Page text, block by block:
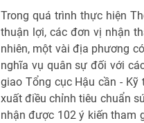
Trong quá trình thực hiện
thuận lợi, các đơn vị nhận
nhiên, một vài địa phương
nghĩa vụ quân sự đối với
giao Tổng cục Hậu cần -
xuất điều chỉnh tiêu chuẩn
nhận được 102 ý kiến tham